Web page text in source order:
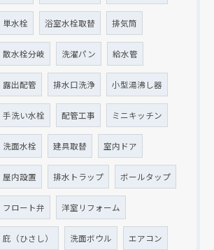
単水栓 浴室水栓取替 排気筒
散水栓分岐 洗濯パン 給水管
露出配管 排水口洗浄 小型湯沸し器
手洗い水栓 配管工事 ミニキッチン
洗面水栓 建具取替 室内ドア
屋内設置 排水トラップ ボールタップ
フロート弁 洋室リフォーム
庇（ひさし） 洗面ボウル エアコン